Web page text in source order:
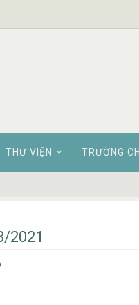
THƯ VIỆN TRƯỜNG
2021